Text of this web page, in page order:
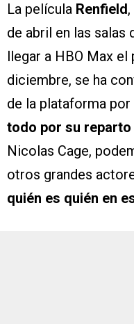
La película Renfield
de abril en las salas
llegar a HBO Max
diciembre, se ha
de la plataforma
todo por su reparto
Nicolas Cage,
otros grandes
quién es quién en